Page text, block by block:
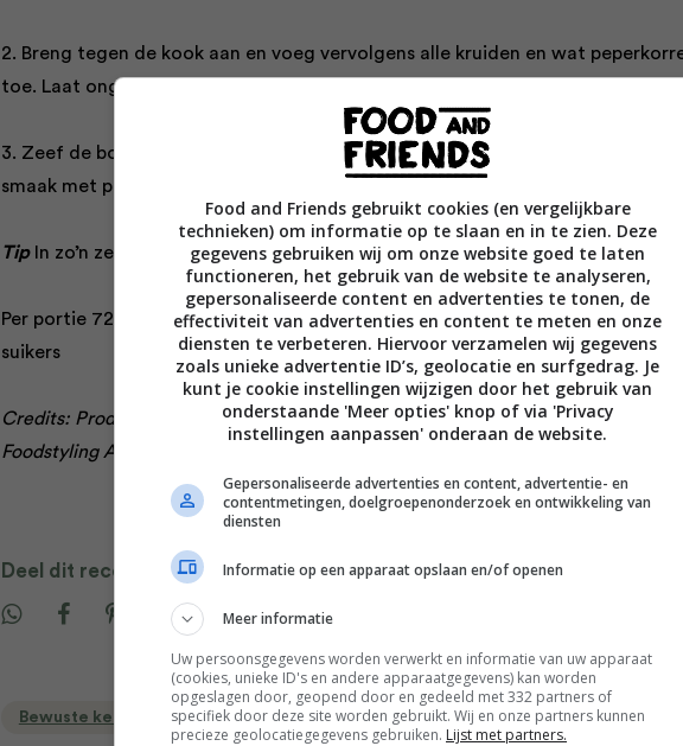
2. Breng tegen de kook aan en voeg vervolgens alle kruiden en wat
toe. Laat ongeveer 1 uur zachtjes koken met deksel op de pan.
3. Zeef de bouillon en laat nog 30 minuten zonder deksel inkoken. Breng op
smaak met peper en zout en strooi er nog wat fijngesneden peterselie over.
Tip In zo’n zelfgemaakte bouillon kun je heel mooi een gepocheerd eitje
Per portie 72 kcal, 2,8 g vet (0,4 g verzadigd) 2,1 g eiwit, 7,1 koolhydraten, 0
suikers
Credits: Productie & receptuur Marian Flint – Fotografie Anna de Leeuw –
Foodstyling Anoek Lorjé
Deel dit recept
Bewuste keuzes Brunch recepten Diner voor 4 of meer Gangen
Food and Friends gebruikt cookies (en vergelijkbare
technieken) om informatie op te slaan en in te zien. Deze
gegevens gebruiken wij om onze website goed te laten
functioneren, het gebruik van de website te analyseren,
gepersonaliseerde content en advertenties te tonen, de
effectiviteit van advertenties en content te meten en onze
diensten te verbeteren. Hiervoor verzamelen wij gegevens
zoals unieke advertentie ID’s, geolocatie en surfgedrag. Je
kunt je cookie instellingen wijzigen door het gebruik van
onderstaande 'Meer opties' knop of via 'Privacy
instellingen aanpassen' onderaan de website.
Gepersonaliseerde advertenties en content, advertentie- en
contentmetingen, doelgroepenonderzoek en ontwikkeling van
diensten
Informatie op een apparaat opslaan en/of openen
Meer informatie
Uw persoonsgegevens worden verwerkt en informatie van uw apparaat
(cookies, unieke ID's en andere apparaatgegevens) kan worden
opgeslagen door, geopend door en gedeeld met 332 partners of
specifiek door deze site worden gebruikt. Wij en onze partners kunnen
precieze geolocatiegegevens gebruiken. Lijst met partners.